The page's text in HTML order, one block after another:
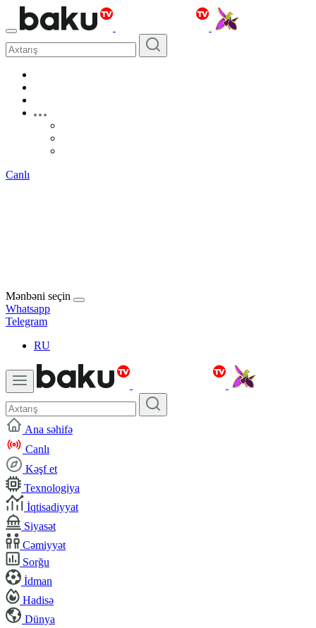
Canlı
Mənbəni seçin
Whatsapp
Telegram
RU
Ana səhifə
Canlı
Kəşf et
Texnologiya
İqtisadiyyat
Siyasət
Cəmiyyət
Sorğu
İdman
Hadisə
Dünya